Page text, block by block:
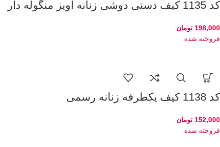
کد 1135 کیف دستی دوشی زنانه آویز منگوله دار
198,000 تومان
فروخته شده
کد 1138 کیف یکطرفه زنانه رسمی
152,000 تومان
فروخته شده